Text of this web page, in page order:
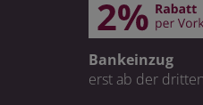
Bankeinzug
erst ab der